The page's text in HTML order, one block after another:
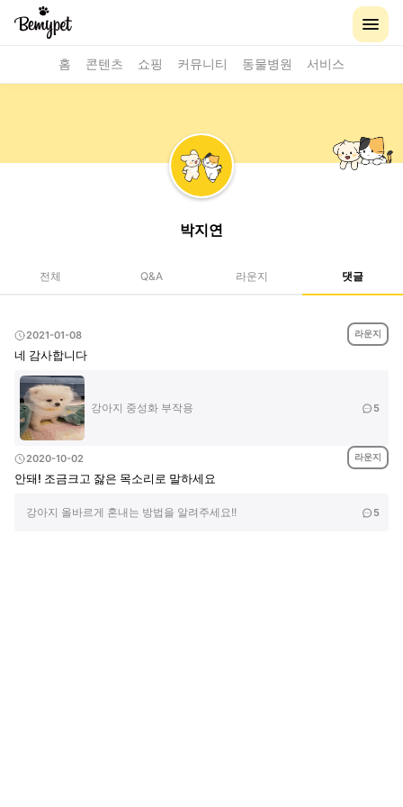
홈 콘텐츠 쇼핑 커뮤니티 동물병원 서비스
박지연
전체 Q&A 라운지 댓글
2021-01-08 라운지
네 감사합니다
강아지 중성화 부작용 5
2020-10-02 라운지
안돼! 조금크고 잟은 목소리로 말하세요
강아지 올바르게 혼내는 방법을 알려주세요!! 5